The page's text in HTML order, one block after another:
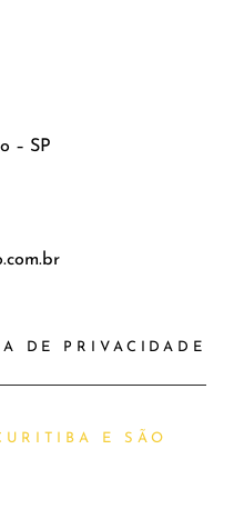
– SP
DE PRIVACIDADE
E SÃO